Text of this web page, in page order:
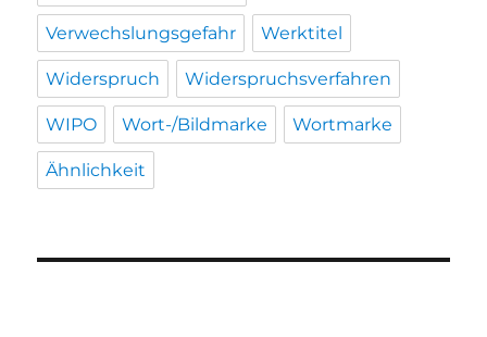
Verwechslungsgefahr Werktitel
Widerspruch Widerspruchsverfahren
WIPO Wort-/Bildmarke Wortmarke
Ähnlichkeit